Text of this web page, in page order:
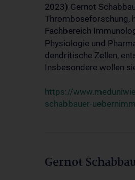
2023) Gernot
Thromboseforschung,
Fachbereich
Physiologie und
dendritische Zellen,
Insbesondere wollen
https://
schabbauer-
Gernot